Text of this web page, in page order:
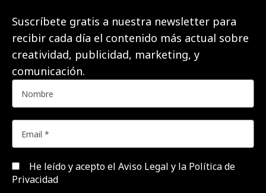
Suscríbete gratis a nuestra newsletter para
recibir cada día el contenido más actual sobre
creatividad, publicidad, marketing, y
comunicación.
He leído y acepto el Aviso Legal y la Política de
Privacidad